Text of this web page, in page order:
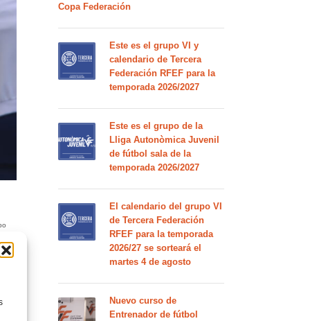
Copa Federación
Este es el grupo VI y
calendario de Tercera
Federación RFEF para la
temporada 2026/2027
Este es el grupo de la
Lliga Autonòmica Juvenil
de fútbol sala de la
temporada 2026/2027
El calendario del grupo VI
de Tercera Federación
RFEF para la temporada
2026/27 se sorteará el
martes 4 de agosto
Nuevo curso de
Entrenador de fútbol